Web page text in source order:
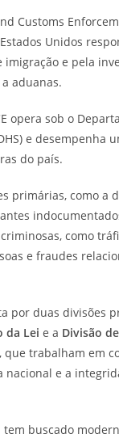
Customs
Unidos
imigração e pela
aduanas.
opera sob o
e desempenha
do país.
primárias, como a
como
e fraudes
por duas divisões
da Lei e a Divisão
, que trabalham em
nacional e a
tem buscado